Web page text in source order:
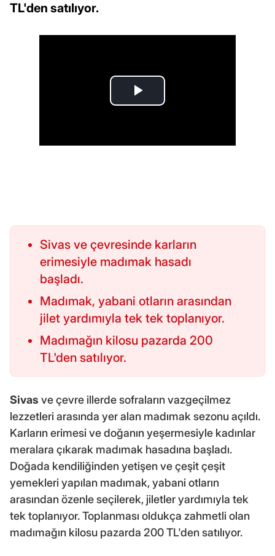
TL'den satılıyor.
Sivas ve çevresinde karların
erimesiyle madımak hasadı
başladı.
Madımak, yabani otların arasından
jilet yardımıyla tek tek toplanıyor.
Madımağın kilosu pazarda 200
TL'den satılıyor.
Sivas ve çevre illerde sofraların vazgeçilmez
lezzetleri arasında yer alan madımak sezonu açıldı.
Karların erimesi ve doğanın yeşermesiyle kadınlar
meralara çıkarak madımak hasadına başladı.
Doğada kendiliğinden yetişen ve çeşit çeşit
yemekleri yapılan madımak, yabani otların
arasından özenle seçilerek, jiletler yardımıyla tek
tek toplanıyor. Toplanması oldukça zahmetli olan
madımağın kilosu pazarda 200 TL'den satılıyor.